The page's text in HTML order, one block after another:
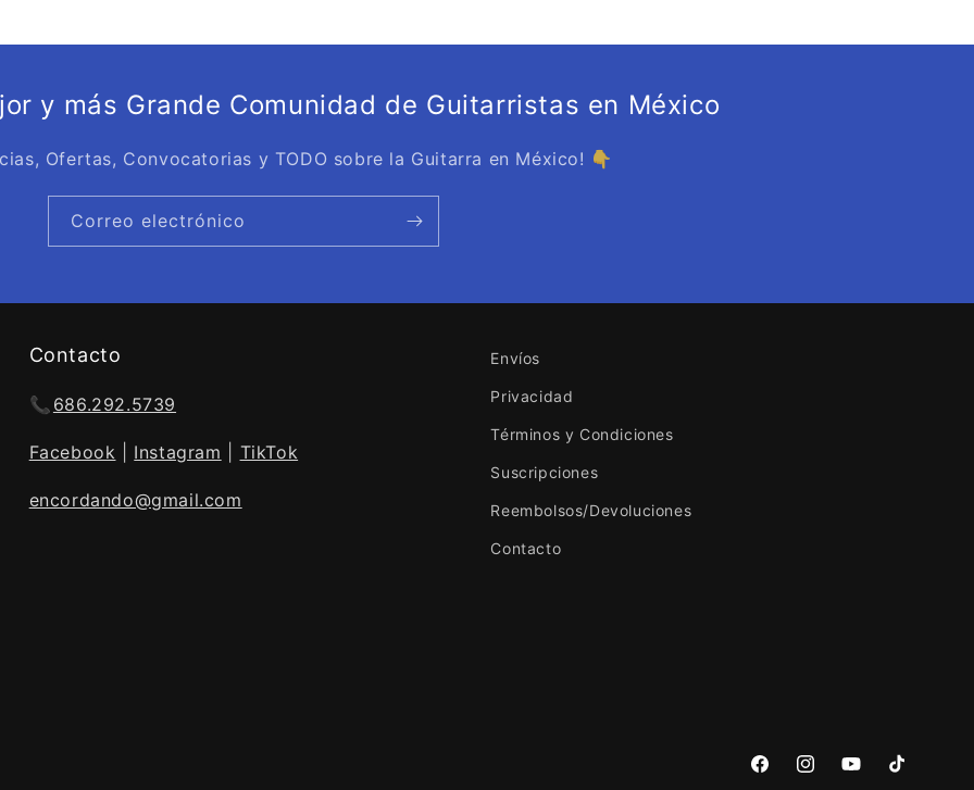
y más Grande Comunidad de Guitarristas en México
Ofertas, Convocatorias y TODO sobre la Guitarra en México! 👇
Correo electrónico
Contacto
📞 686.292.5739
Facebook Instagram TikTok
encordando@gmail.com
Envíos
Privacidad
Términos y Condiciones
Suscripciones
Reembolsos/Devoluciones
Contacto
FacebookInstagramYouTubeTikTok